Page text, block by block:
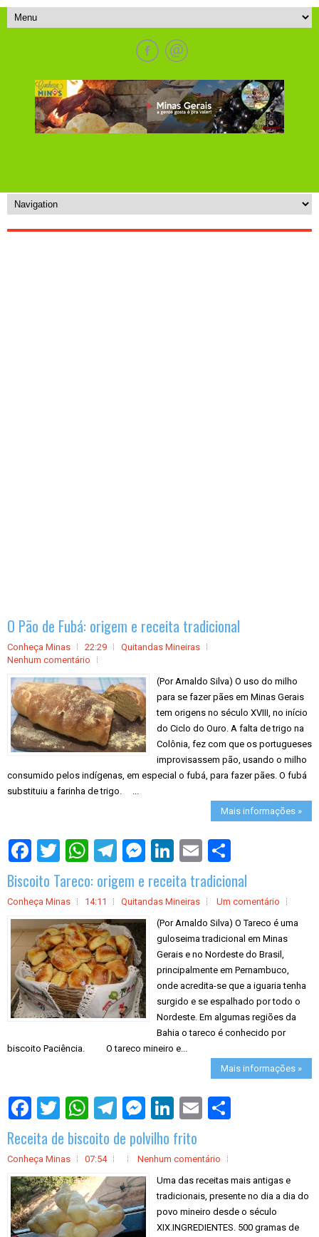
O Pão de Fubá: origem e receita tradicional
Conheça Minas 22:29
Quitandas Mineiras
Nenhum comentário
(Por Arnaldo Silva) O uso do milho
para se fazer pães em Minas Gerais
tem origens no século XVIII, no início
do Ciclo do Ouro. A falta de trigo na
Colônia, fez com que os portugueses
improvisassem pão, usando o milho
consumido pelos indígenas, em especial o fubá, para fazer pães. O fubá
substituiu a farinha de trigo. ...
Mais informações »
r
e
Biscoito Tareco: origem e receita tradicional
Conheça Minas 14:11 Quitandas Mineiras
Um comentário
(Por Arnaldo Silva) O Tareco é uma
guloseima tradicional em Minas
Gerais e no Nordeste do Brasil,
principalmente em Pernambuco,
onde acredita-se que a iguaria tenha
surgido e se espalhado por todo o
Nordeste. Em algumas regiões da
Bahia o tareco é conhecido por
biscoito Paciência. O tareco mineiro e...
Mais informações »
Receita de biscoito de polvilho frito
Conheça Minas 07:54
Nenhum comentário
Uma das receitas mais antigas e
tradicionais, presente no dia a dia do
povo mineiro desde o século
XIX.INGREDIENTES. 500 gramas de